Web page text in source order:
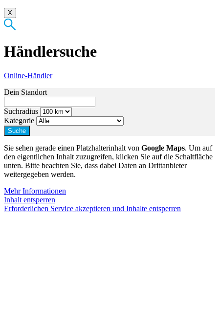
X
Händlersuche
Online-Händler
Dein Standort
Suchradius
Kategorie
Sie sehen gerade einen Platzhalterinhalt von Google Maps. Um auf
den eigentlichen Inhalt zuzugreifen, klicken Sie auf die Schaltfläche
unten. Bitte beachten Sie, dass dabei Daten an Drittanbieter
weitergegeben werden.
Mehr Informationen
Inhalt entsperren
Erforderlichen Service akzeptieren und Inhalte entsperren